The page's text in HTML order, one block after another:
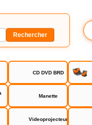
CD DVD BRD
Manette
Videoprojecteur